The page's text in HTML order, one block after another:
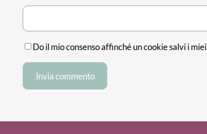
Do il mio consenso affinché un cookie salvi i